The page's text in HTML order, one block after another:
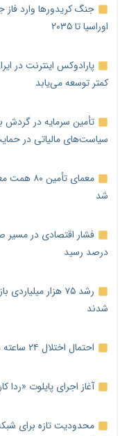
اوراسیا تا ۲۰۳۵
پارادوکس اینترنت در
کمتر توسعه می‌یابد
تأمین سرمایه در
سیاست‌های مالیاتی در
معمای
شد
درصد رسید
رشد ۷۵ هزار
شدند
احتمال اختلال ۲۴ ساعته در سامانه‌های تأمین اجتماعی
آغاز اجرای پایلوت
محدودیت تازه برای